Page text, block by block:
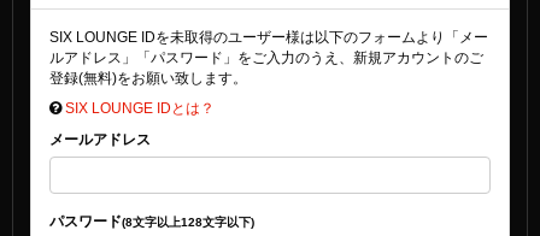
SIX LOUNGE IDを未取得のユーザー様は以下のフォームより「メー
ルアドレス」「パスワード」をご入力のうえ、新規アカウントのご
登録(無料)をお願い致します。
SIX LOUNGE IDとは？
メールアドレス
パスワード(8文字以上128文字以下)